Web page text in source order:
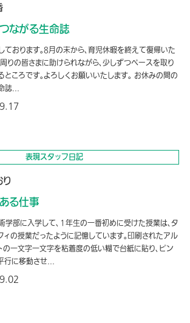
ながる生命誌
ております。8月の末から、育児休暇を終えて復帰いた
周りの皆さまに助けられながら、少しずつペースを取り
ところです。よろしくお願いいたします。 お休みの間の
誌...
表現スタッフ日記
る仕事
学部に入学して、１年生の一番初めに受けた授業は、タ
ィの授業だったように記憶しています。印刷されたアル
の一文字一文字を粘着度の低い糊で台紙に貼り、ピン
行に移動させ...